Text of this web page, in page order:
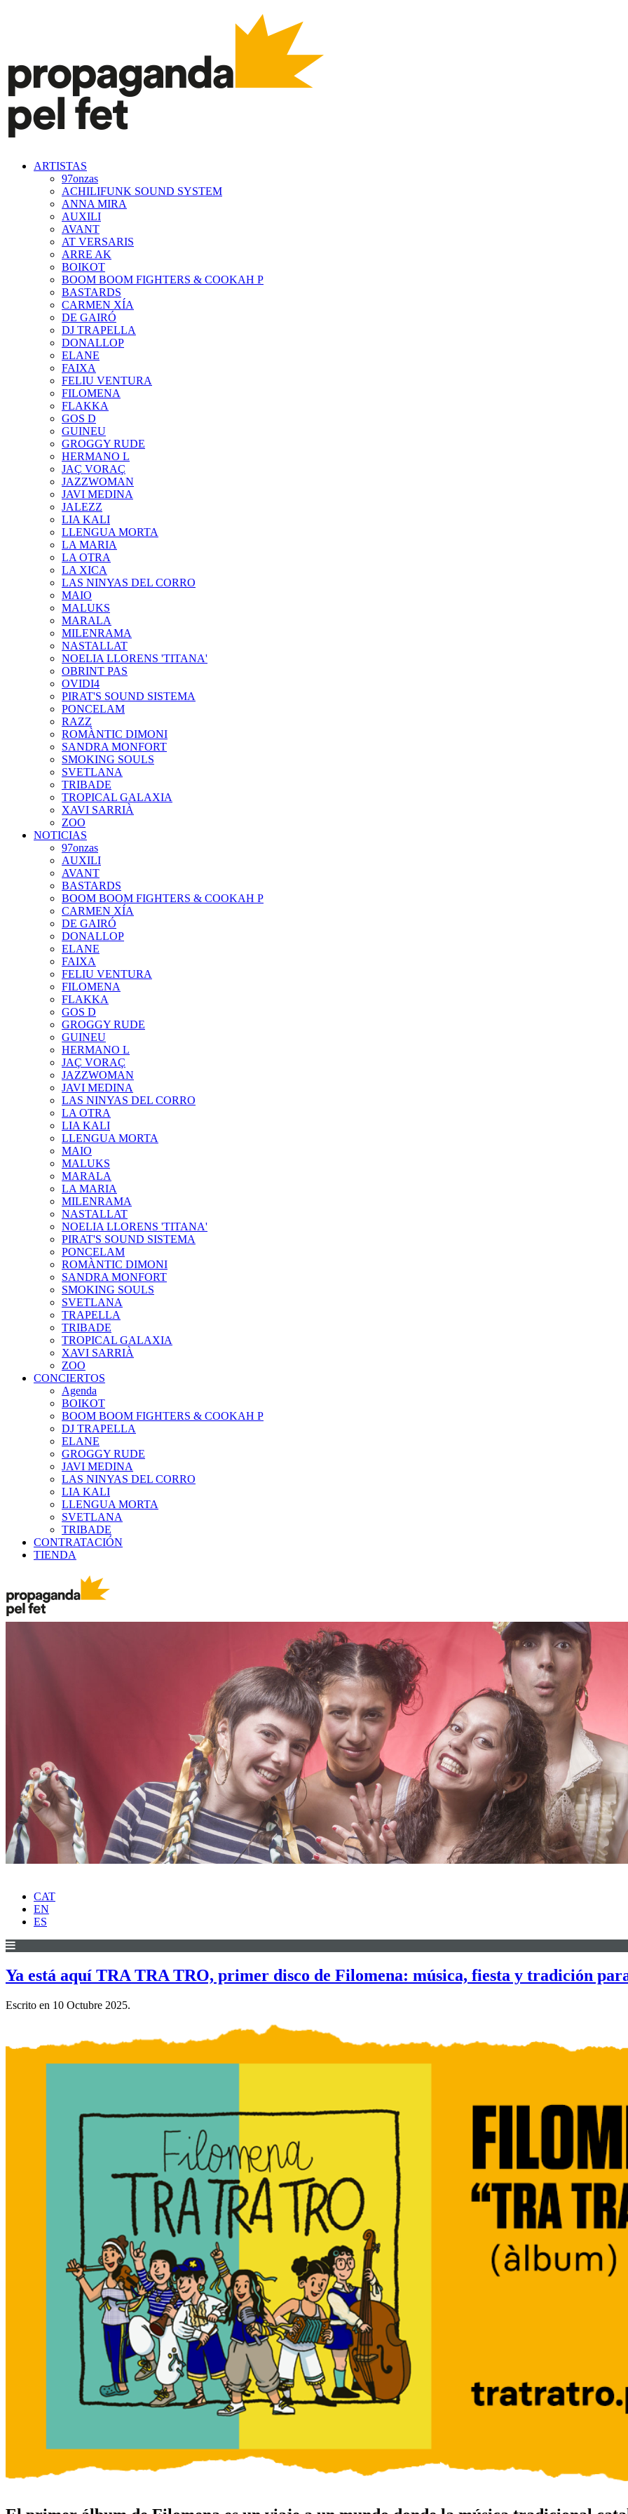
ARTISTAS
97onzas
ACHILIFUNK SOUND SYSTEM
ANNA MIRA
AUXILI
AVANT
AT VERSARIS
ARRE AK
BOIKOT
BOOM BOOM FIGHTERS & COOKAH P
BASTARDS
CARMEN XÍA
DE GAIRÓ
DJ TRAPELLA
DONALLOP
ELANE
FAIXA
FELIU VENTURA
FILOMENA
FLAKKA
GOS D
GUINEU
GROGGY RUDE
HERMANO L
JAÇ VORAÇ
JAZZWOMAN
JAVI MEDINA
JALEZZ
LIA KALI
LLENGUA MORTA
LA MARIA
LA OTRA
LA XICA
LAS NINYAS DEL CORRO
MAIO
MALUKS
MARALA
MILENRAMA
NASTALLAT
NOELIA LLORENS 'TITANA'
OBRINT PAS
OVIDI4
PIRAT'S SOUND SISTEMA
PONCELAM
RAZZ
ROMÀNTIC DIMONI
SANDRA MONFORT
SMOKING SOULS
SVETLANA
TRIBADE
TROPICAL GALAXIA
XAVI SARRIÀ
ZOO
NOTICIAS
97onzas
AUXILI
AVANT
BASTARDS
BOOM BOOM FIGHTERS & COOKAH P
CARMEN XÍA
DE GAIRÓ
DONALLOP
ELANE
FAIXA
FELIU VENTURA
FILOMENA
FLAKKA
GOS D
GROGGY RUDE
GUINEU
HERMANO L
JAÇ VORAÇ
JAZZWOMAN
JAVI MEDINA
LAS NINYAS DEL CORRO
LA OTRA
LIA KALI
LLENGUA MORTA
MAIO
MALUKS
MARALA
LA MARIA
MILENRAMA
NASTALLAT
NOELIA LLORENS 'TITANA'
PIRAT'S SOUND SISTEMA
PONCELAM
ROMÀNTIC DIMONI
SANDRA MONFORT
SMOKING SOULS
SVETLANA
TRAPELLA
TRIBADE
TROPICAL GALAXIA
XAVI SARRIÀ
ZOO
CONCIERTOS
Agenda
BOIKOT
BOOM BOOM FIGHTERS & COOKAH P
DJ TRAPELLA
ELANE
GROGGY RUDE
JAVI MEDINA
LAS NINYAS DEL CORRO
LIA KALI
LLENGUA MORTA
SVETLANA
TRIBADE
CONTRATACIÓN
TIENDA
CAT
EN
ES
Ya está aquí TRA TRA TRO, primer disco de Filomena: música, fiesta y tradición
Escrito en 10 Octubre 2025.